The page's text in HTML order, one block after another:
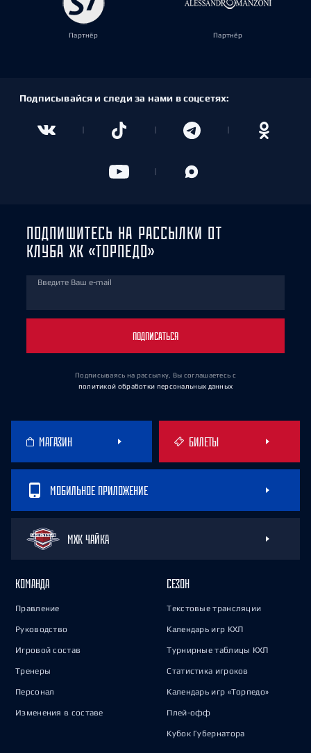
Партнёр Партнёр
Подписывайся и следи за нами в соцсетях:
ПОДПИШИТЕСЬ НА РАССЫЛКИ ОТ
КЛУБА ХК «ТОРПЕДО»
Введите Ваш e-mail
ПОДПИСАТЬСЯ
Подписываясь на рассылку, Вы соглашаетесь с
политикой обработки персональных данных
МАГАЗИН БИЛЕТЫ
МОБИЛЬНОЕ ПРИЛОЖЕНИЕ
МХК ЧАЙКА
КОМАНДА
Правление
Руководство
Игровой состав
Тренеры
Персонал
Изменения в составе
СЕЗОН
Текстовые трансляции
Календарь игр КХЛ
Турнирные таблицы КХЛ
Статистика игроков
Календарь игр «Торпедо»
Плей-офф
Кубок Губернатора